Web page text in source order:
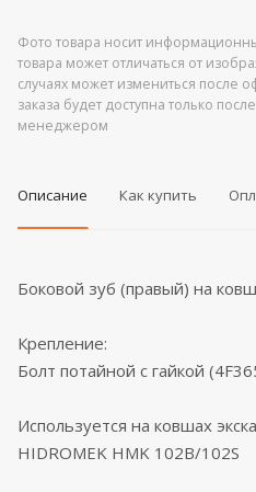
Фото товара носит
товара может отличаться от
случаях может измениться после
заказа будет доступна только
менеджером
Описание Как купить
Боковой зуб (правый) на
Крепление:
Болт потайной с гайкой
Используется на ковшах
HIDROMEK HMK 102B/102S